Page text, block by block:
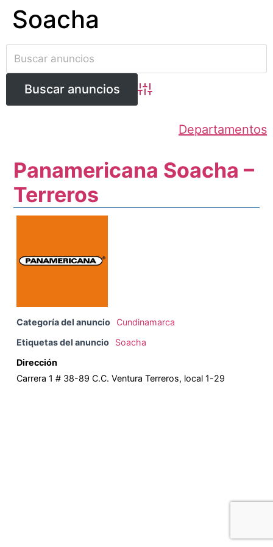
contenido
Soacha
Búsqueda avanzada
Departamentos
Panamericana Soacha –
Terreros
Categoría del anuncio
Cundinamarca
Etiquetas del anuncio
Soacha
Dirección
Carrera 1 # 38-89 C.C. Ventura Terreros, local 1-29